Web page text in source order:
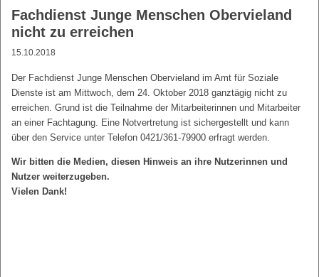
Fachdienst Junge Menschen Obervieland
nicht zu erreichen
15.10.2018
Der Fachdienst Junge Menschen Obervieland im Amt für Soziale
Dienste ist am Mittwoch, dem 24. Oktober 2018 ganztägig nicht zu
erreichen. Grund ist die Teilnahme der Mitarbeiterinnen und Mitarbeiter
an einer Fachtagung. Eine Notvertretung ist sichergestellt und kann
über den Service unter Telefon 0421/361-79900 erfragt werden.
Wir bitten die Medien, diesen Hinweis an ihre Nutzerinnen und
Nutzer weiterzugeben.
Vielen Dank!